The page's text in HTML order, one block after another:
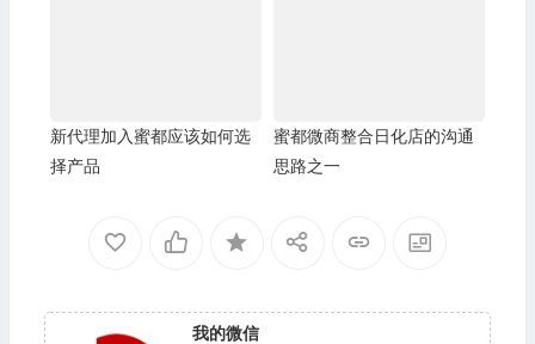
新代理加入蜜都应该如何选
择产品
蜜都微商整合日化店的沟通
思路之一
我的微信